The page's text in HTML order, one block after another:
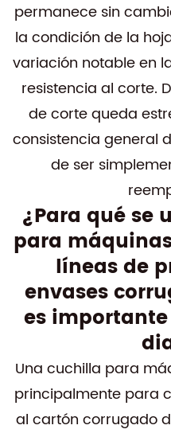
permanece sin
la condición de la
variación notable en
resistencia al corte.
de corte queda
consistencia general
de ser
¿Para qué se
para
líneas de
envases
es
Una cuchilla para
principalmente para
al cartón corrugado